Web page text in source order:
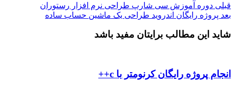
قبلی دوره آموزش سی شارپ طراحی نرم افزار رستوران
بعد پروژه رایگان اندروید طراحی یک ماشین حساب ساده
شاید این مطالب برایتان مفید باشد
انجام پروژه رایگان کرنومتر با c++